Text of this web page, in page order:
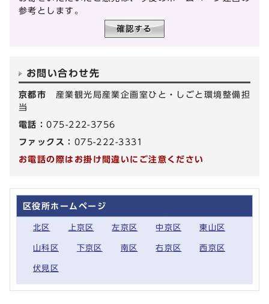
参考とします。
お問い合わせ先
京都市 産業観光局産業企画室ひと・しごと環境整備担
当
電話：075-222-3756
ファックス： 075-222-3331
お電話の際はお掛け間違いにご注意ください
区役所ホームページ
北区 上京区 左京区 中京区 東山区
山科区 下京区 南区 右京区 西京区
伏見区